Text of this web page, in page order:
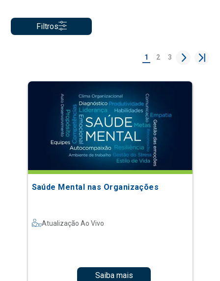
Filtros
1 2 3
Saúde Mental nas Organizações
Atualização Ao Vivo
Saiba mais